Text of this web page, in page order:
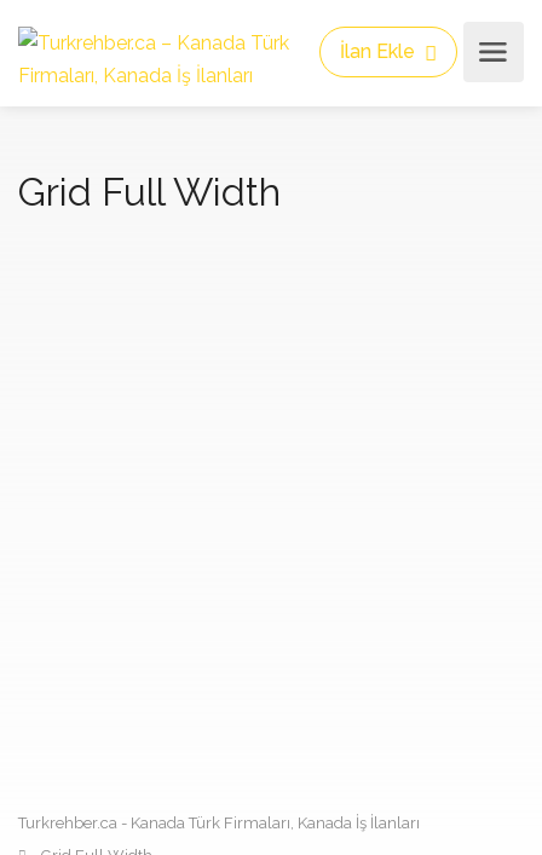
İlan Ekle
Grid Full Width
Turkrehber.ca - Kanada Türk Firmaları, Kanada İş İlanları